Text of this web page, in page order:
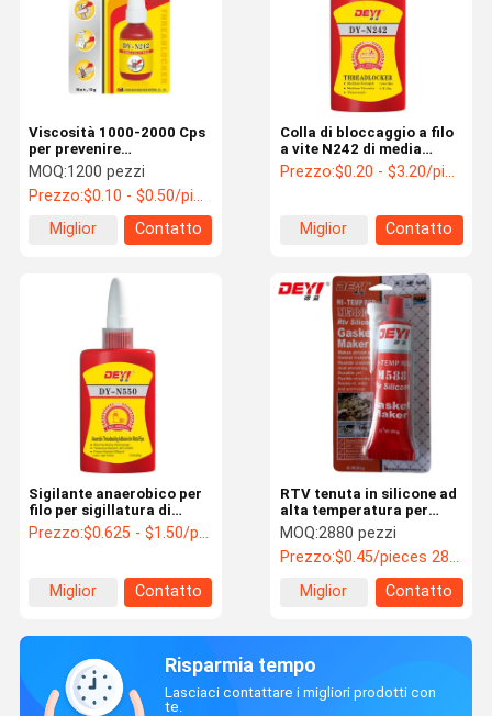
Viscosità 1000-2000 Cps
per prevenire
allentamento e perdite
MOQ:1200 pezzi
Prezzo:$0.10 - $0.50/pieces
Miglior
Contatto
Colla di bloccaggio a filo
a vite N242 di media
resistenza per portafili
metallici
Prezzo:$0.20 - $3.20/pieces
Miglior
Contatto
Sigilante anaerobico per
filo per sigillatura di
pianta di flange
Prezzo:$0.625 - $1.50/pieces
Miglior
Contatto
RTV tenuta in silicone ad
alta temperatura per
tenuta rossa
MOQ:2880 pezzi
Prezzo:$0.45/pieces 2880-5759 pieces
Miglior
Contatto
Risparmia tempo
Lasciaci contattare i migliori prodotti con
te.